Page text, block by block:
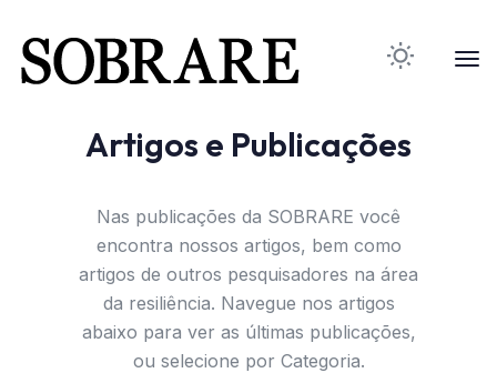
Artigos e Publicações
Nas publicações da SOBRARE você
encontra nossos artigos, bem como
artigos de outros pesquisadores na área
da resiliência. Navegue nos artigos
abaixo para ver as últimas publicações,
ou selecione por Categoria.